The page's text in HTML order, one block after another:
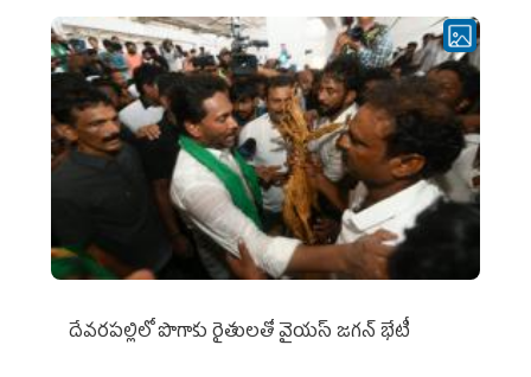
దేవరపల్లిలో పొగాకు రైతులతో వైయస్ జగన్ భేటీ